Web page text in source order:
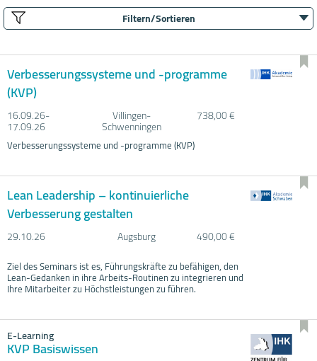
Filtern/Sortieren
Verbesserungssysteme und -programme
(KVP)
16.09.26-
17.09.26
Villingen-
Schwenningen
738,00 €
Verbesserungssysteme und -programme (KVP)
Lean Leadership – kontinuierliche
Verbesserung gestalten
29.10.26 Augsburg 490,00 €
Ziel des Seminars ist es, Führungskräfte zu befähigen, den
Lean-Gedanken in ihre Arbeits-Routinen zu integrieren und
Ihre Mitarbeiter zu Höchstleistungen zu führen.
E-Learning
KVP Basiswissen